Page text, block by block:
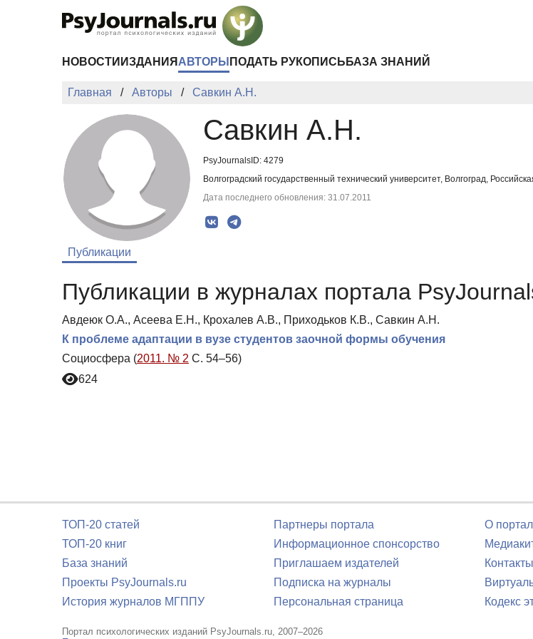
НОВОСТИ ИЗДАНИЯ АВТОРЫ ПОДАТЬ РУКОПИСЬ БАЗА ЗНАНИЙ
Главная Авторы Савкин А.Н.
Савкин А.Н.
PsyJournalsID: 4279
Волгоградский государственный технический университет, Волгоград,
Дата последнего обновления: 31.07.2011
Публикации
Публикации в журналах портала
Авдеюк О.А., Асеева Е.Н., Крохалев А.В., Приходьков К.В., Савкин А.Н.
К проблеме адаптации в вузе студентов заочной формы обучения
Социосфера (2011. № 2 С. 54–56)
624
ТОП-20 статей
ТОП-20 книг
База знаний
Проекты PsyJournals.ru
История журналов МГППУ
Партнеры портала
Информационное спонсорство
Приглашаем издателей
Подписка на журналы
Персональная страница
О
Контакты
Кодекс
Портал психологических изданий PsyJournals.ru, 2007–2026